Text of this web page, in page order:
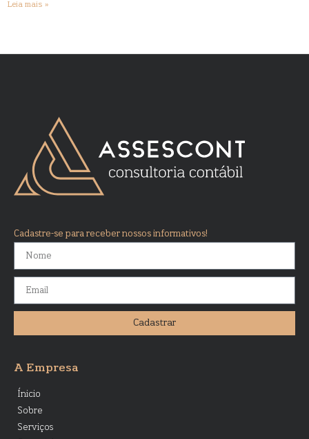
Leia mais »
Cadastre-se para receber nossos informativos!
Cadastrar
A Empresa
Ínicio
Sobre
Serviços